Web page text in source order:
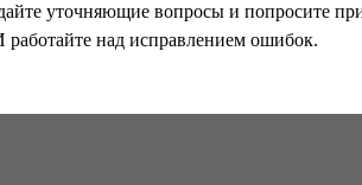
уточняющие вопросы и попросите
над исправлением ошибок.